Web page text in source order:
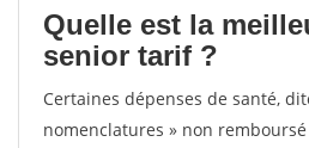
Quelle est la
senior tarif ?
Certaines dépenses de santé,
nomenclatures » non